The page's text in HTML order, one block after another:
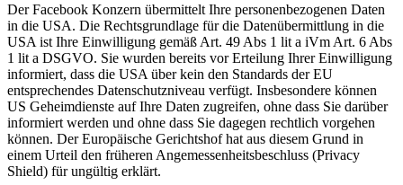
Der Facebook Konzern übermittelt Ihre personenbezogenen Daten
in die USA. Die Rechtsgrundlage für die Datenübermittlung in die
USA ist Ihre Einwilligung gemäß Art. 49 Abs 1 lit a iVm Art. 6 Abs
1 lit a DSGVO. Sie wurden bereits vor Erteilung Ihrer Einwilligung
informiert, dass die USA über kein den Standards der EU
entsprechendes Datenschutzniveau verfügt. Insbesondere können
US Geheimdienste auf Ihre Daten zugreifen, ohne dass Sie darüber
informiert werden und ohne dass Sie dagegen rechtlich vorgehen
können. Der Europäische Gerichtshof hat aus diesem Grund in
einem Urteil den früheren Angemessenheitsbeschluss (Privacy
Shield) für ungültig erklärt.